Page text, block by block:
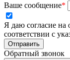
Ваше сообщение*
Я даю согласие на
соответствии с
Отправить
Обратный звонок